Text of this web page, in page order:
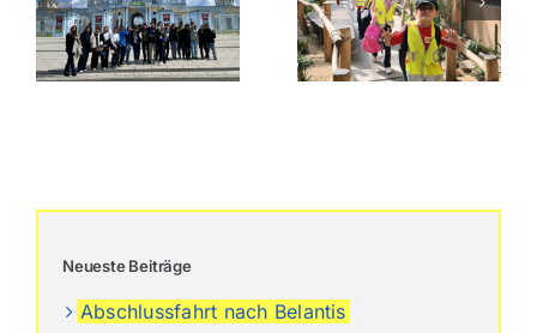
Ausflug der Klasse
2a in den Zoo
Berlin
Neueste Beiträge
Abschlussfahrt nach Belantis